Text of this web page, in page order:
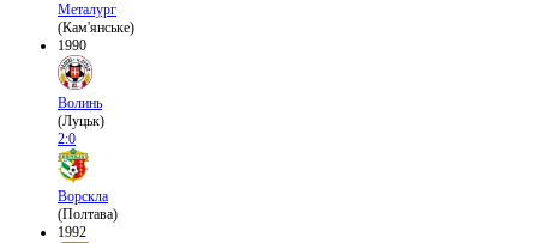
Металург
(Кам'янське)
1990
Волинь
(Луцьк)
2:0
Ворскла
(Полтава)
1992